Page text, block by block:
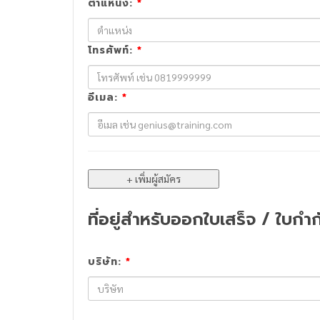
ตำแหน่ง: *
โทรศัพท์: *
อีเมล: *
ที่อยู่สำหรับออกใบเสร็จ / ใบกำ
บริษัท: *